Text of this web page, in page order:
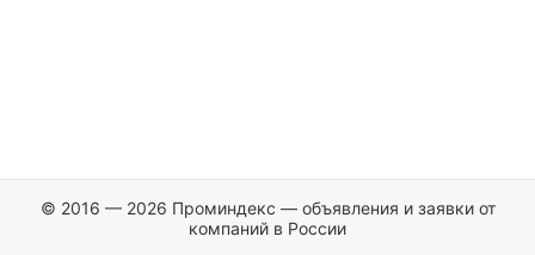
© 2016 — 2026 Проминдекс — объявления и заявки от
компаний в России